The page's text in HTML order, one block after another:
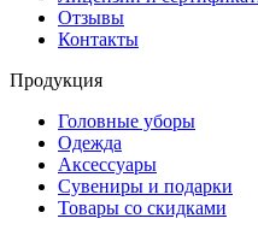
Отзывы
Контакты
Продукция
Головные уборы
Одежда
Аксессуары
Сувениры и подарки
Товары со скидками